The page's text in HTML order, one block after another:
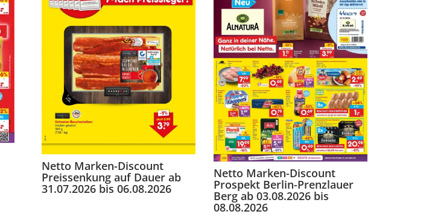
Netto Marken-Discount
Preissenkung auf Dauer ab
31.07.2026 bis 06.08.2026
Netto Marken-Discount
Prospekt Berlin-Prenzlauer
Berg ab 03.08.2026 bis
08.08.2026